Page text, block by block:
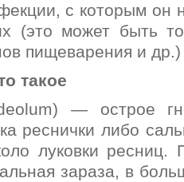
с которым он
(это может быть
пищеварения и др.)
такое
— острое
реснички либо
луковки ресниц.
зараза, в